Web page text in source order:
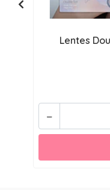
Lentes
-